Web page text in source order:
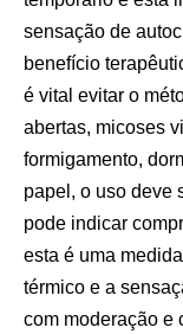
sensação de
benefício
é vital evitar o
abertas, micoses
formigamento,
papel, o uso deve
pode indicar
esta é uma
térmico e a
com moderação e